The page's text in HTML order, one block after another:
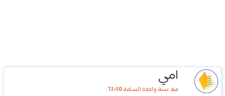
امي
منذ سنة واحدة الساعة 13:40